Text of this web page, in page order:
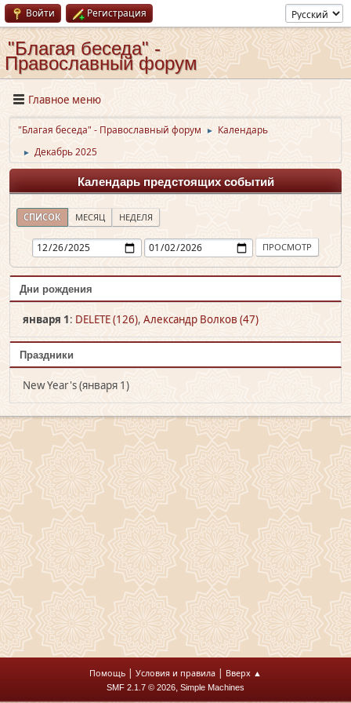
Войти Регистрация
"Благая беседа" -
Православный форум
Главное меню
"Благая беседа" - Православный форум ► Календарь
► Декабрь 2025
Календарь предстоящих событий
СПИСОК МЕСЯЦ НЕДЕЛЯ
Дни рождения
января 1: DELETE (126), Александр Волков (47)
Праздники
New Year's (января 1)
Помощь | Условия и правила | Вверх ▲
SMF 2.1.7 © 2026, Simple Machines